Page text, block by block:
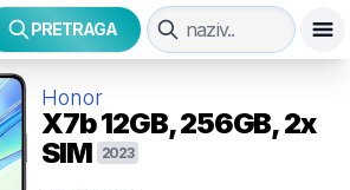
PRETRAGA
Honor
X7b12GB, 256GB, 2x
SIM
2023